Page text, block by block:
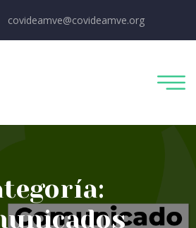
covideamve@covideamve.org